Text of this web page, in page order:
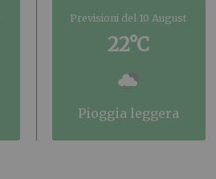
Previsioni del 10 August
22°C
pioggia leggera